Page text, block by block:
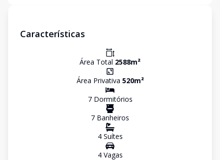
Características
Área Total 2588m²
Área Privativa 520m²
7Dormitórios
7 Banheiros
4Suítes
4Vagas